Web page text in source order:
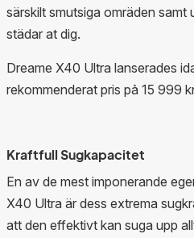
särskilt smutsiga omräden samt
städar at dig.
Dreame X40 Ultra lanserades
rekommenderat pris pả 15 999
Kraftfull Sugkapacitet
En av de mest imponerande
X40 Ultra är dess extrema
att den effektivt kan suga upp